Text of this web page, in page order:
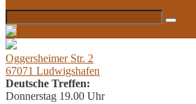
Oggersheimer Str. 2
67071 Ludwigshafen
Deutsche Treffen:
Donnerstag 19.00 Uhr